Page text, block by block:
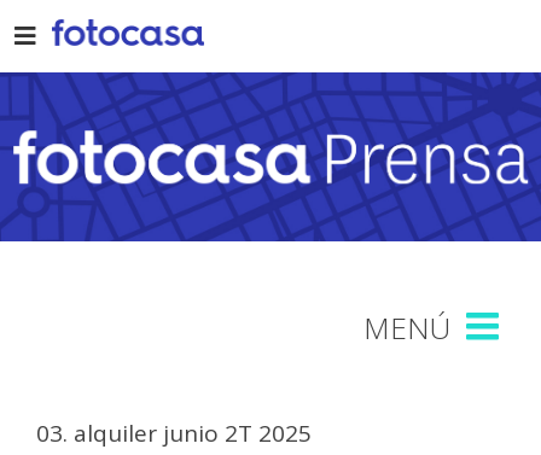
to
content
03. alquiler junio 2T 2025